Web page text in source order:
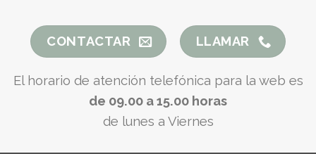
CONTACTAR LLAMAR
El horario de atención telefónica para la web es
de 09.00 a 15.00 horas
de lunes a Viernes